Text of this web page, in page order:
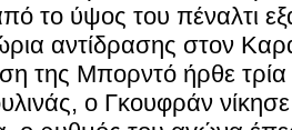
το ύψος του πέναλτι
αντίδρασης στον
της Μπορντό ήρθε
ο Γκουφράν